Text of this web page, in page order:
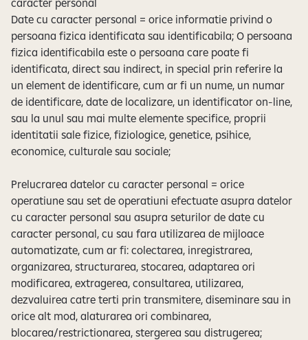
caracter personal
Date cu caracter personal = orice informatie privind o
persoana fizica identificata sau identificabila; O persoana
fizica identificabila este o persoana care poate fi
identificata, direct sau indirect, in special prin referire la
un element de identificare, cum ar fi un nume, un numar
de identificare, date de localizare, un identificator on-line,
sau la unul sau mai multe elemente specifice, proprii
identitatii sale fizice, fiziologice, genetice, psihice,
economice, culturale sau sociale;
Prelucrarea datelor cu caracter personal = orice
operatiune sau set de operatiuni efectuate asupra datelor
cu caracter personal sau asupra seturilor de date cu
caracter personal, cu sau fara utilizarea de mijloace
automatizate, cum ar fi: colectarea, inregistrarea,
organizarea, structurarea, stocarea, adaptarea ori
modificarea, extragerea, consultarea, utilizarea,
dezvaluirea catre terti prin transmitere, diseminare sau in
orice alt mod, alaturarea ori combinarea,
blocarea/restrictionarea, stergerea sau distrugerea;